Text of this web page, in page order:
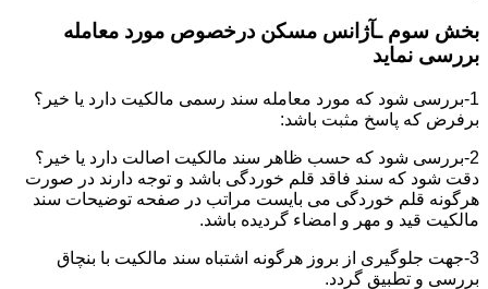
بخش سوم ـآژانس مسکن درخصوص مورد معامله
بررسی نماید
1-بررسی شود که مورد معامله سند رسمی مالکیت دارد یا خیر؟
برفرض که پاسخ مثبت باشد:
2-بررسی شود که حسب ظاهر سند مالکیت اصالت دارد یا خیر؟
دقت شود که سند فاقد قلم خوردگی باشد و توجه دارند در صورت
هرگونه قلم خوردگی می بایست مراتب در صفحه توضیحات سند
مالکیت قید و مهر و امضاء گردیده باشد.
3-جهت جلوگیری از بروز هرگونه اشتباه سند مالکیت با بنچاق
بررسی و تطبیق گردد.